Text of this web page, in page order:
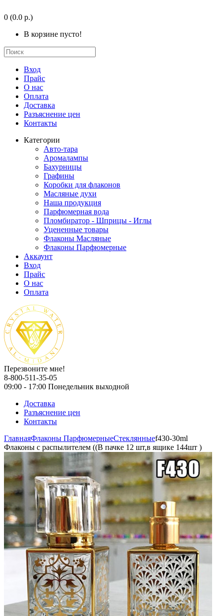
0 (0.0 р.)
В корзине пусто!
Вход
Прайс
О нас
Оплата
Доставка
Разъяснение цен
Контакты
Категории
Авто-тара
Аромалампы
Бахурницы
Графины
Коробки для флаконов
Масляные духи
Наша продукция
Парфюмерная вода
Пломбиратор - Шприцы - Иглы
Уцененные товары
Флаконы Масляные
Флаконы Парфюмерные
Аккаунт
Вход
Прайс
О нас
Оплата
Перезвоните мне!
8-800-511-35-05
09:00 - 17:00 Понедельник выходной
Доставка
Разъяснение цен
Контакты
ГлавнаяФлаконы ПарфюмерныеСтеклянныеf430-30ml
Флаконы с распылителем ((В пачке 12 шт,в ящике 144шт )